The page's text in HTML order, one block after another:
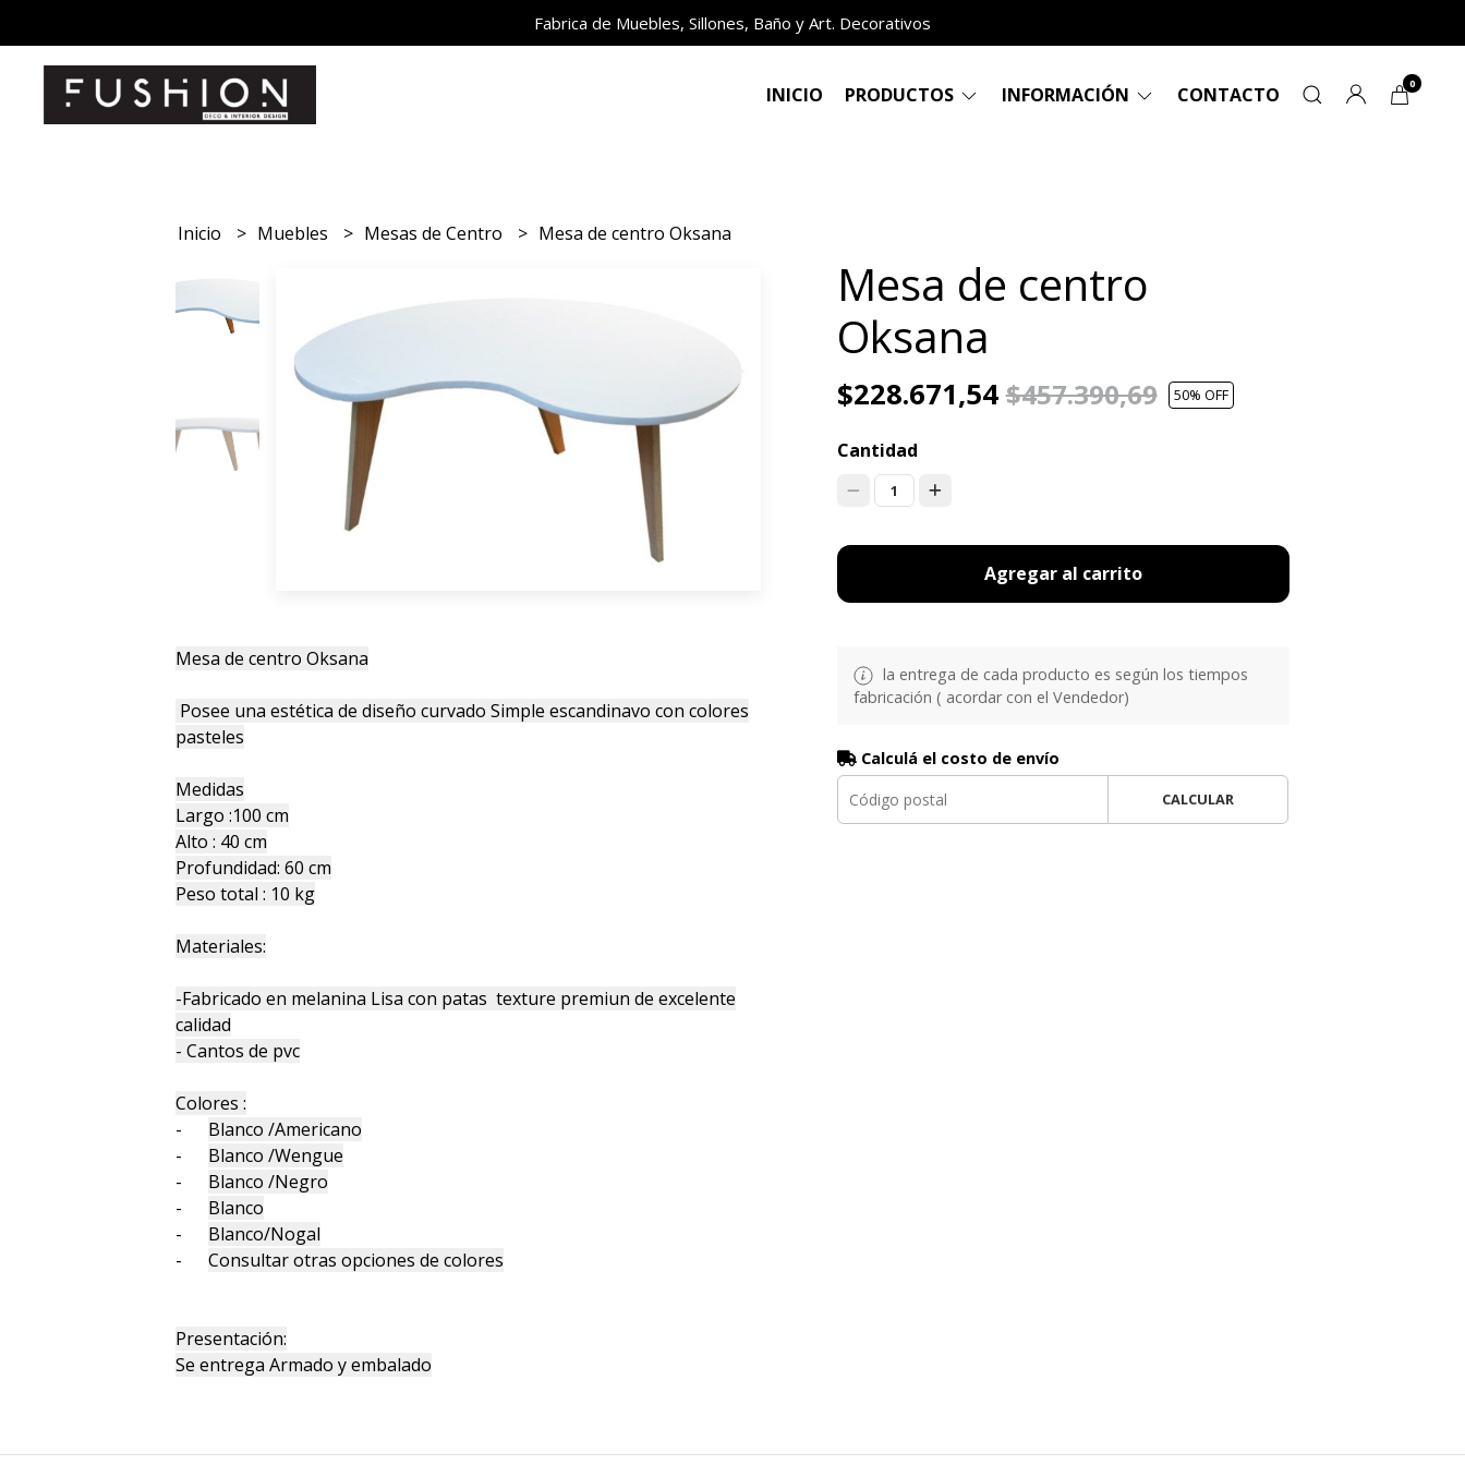
Fabrica de Muebles, Sillones, Baño y Art. Decorativos
INICIO PRODUCTOS INFORMACIÓN CONTACTO 0
Inicio Muebles Mesas de Centro Mesa de centro Oksana
Mesa de centro Oksana
Posee una estética de diseño curvado Simple escandinavo con colores
pasteles
Medidas
Largo :100 cm
Alto : 40 cm
Profundidad: 60 cm
Peso total : 10 kg
Materiales:
-Fabricado en melanina Lisa con patas texture premiun de excelente
calidad
- Cantos de pvc
Colores :
- Blanco /Americano
- Blanco /Wengue
- Blanco /Negro
- Blanco
- Blanco/Nogal
-Consultar otras opciones de colores
Presentación:
Se entrega Armado y embalado
Mesa de centro
Oksana
$228.671,54$457.390,69 50% OFF
Cantidad
1
Agregar al carrito
la entrega de cada producto es según los tiempos
fabricación ( acordar con el Vendedor)
Calculá el costo de envío
CALCULAR